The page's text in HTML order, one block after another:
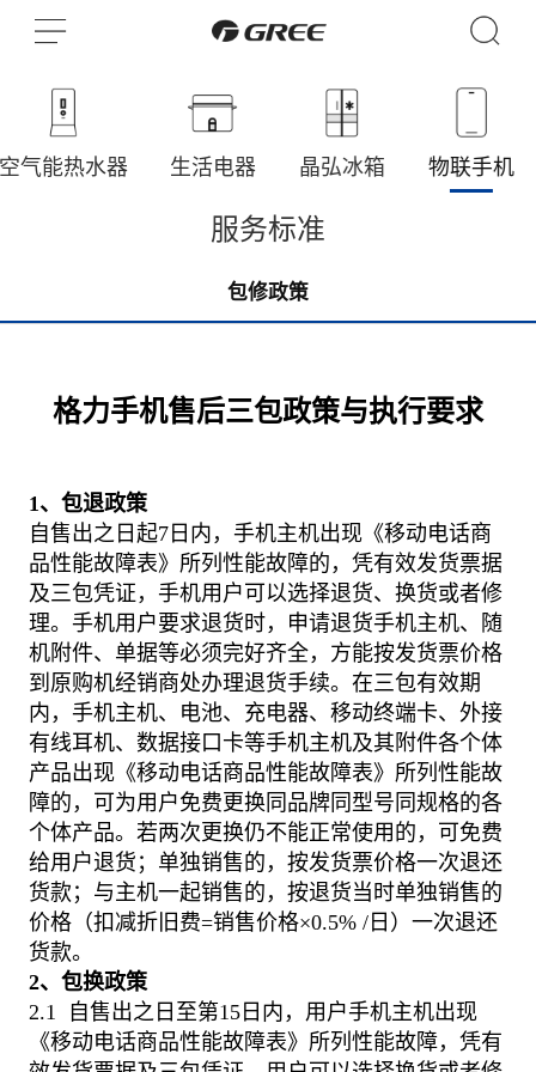
气能热水器 生活电器 晶弘冰箱 物联手机
服务标准
包修政策
格力手机售后三包政策与执行要求
1、​包退政策
自售出之日起7日内，手机主机出现《移动电话商
品性能故障表》所列性能故障的，凭有效发货票据
及三包凭证，手机用户可以选择退货、换货或者修
理。手机用户要求退货时，申请退货手机主机、随
机附件、单据等必须完好齐全，方能按发货票价格
到原购机经销商处办理退货手续。在三包有效期
内，手机主机、电池、充电器、移动终端卡、外接
有线耳机、数据接口卡等手机主机及其附件各个体
产品出现《移动电话商品性能故障表》所列性能故
障的，可为用户免费更换同品牌同型号同规格的各
个体产品。若两次更换仍不能正常使用的，可免费
给用户退货；单独销售的，按发货票价格一次退还
货款；与主机一起销售的，按退货当时单独销售的
价格（扣减折旧费=销售价格×0.5% /日）一次退还
货款。
2、包换政策
2.1 自售出之日至第15日内，用户手机主机出现
《移动电话商品性能故障表》所列性能故障，凭有